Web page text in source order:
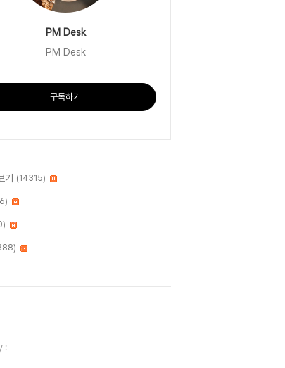
PM Desk
PM Desk
구독하기
기 (14315)
: